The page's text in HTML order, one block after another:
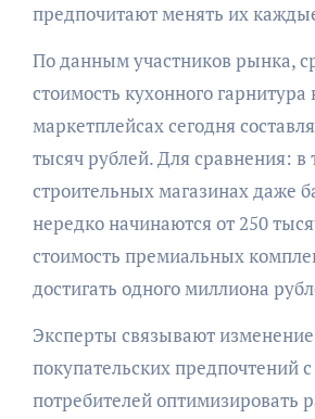
предпочитают менять их
По данным участников рынка,
стоимость кухонного гарнитура
маркетплейсах сегодня
тысяч рублей. Для сравнения:
строительных магазинах даже
нередко начинаются от 250
стоимость премиальных
достигать одного миллиона
Эксперты связывают изменение
покупательских предпочтений
потребителей оптимизировать